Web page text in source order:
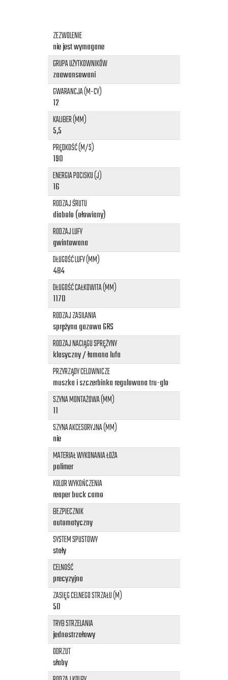
ZEZWOLENIE
nie jest wymagane
GRUPA UŻYTKOWNIKÓW
zaawansowani
GWARANCJA (M-CY)
12
KALIBER (MM)
5,5
PRĘDKOŚĆ (M/S)
190
ENERGIA POCISKU (J)
16
RODZAJ ŚRUTU
diabolo (ołowiany)
RODZAJ LUFY
gwintowana
DŁUGOŚĆ LUFY (MM)
484
DŁUGOŚĆ CAŁKOWITA (MM)
1170
RODZAJ ZASILANIA
sprężyna gazowa GRS
RODZAJ NACIĄGU SPRĘŻYNY
klasyczny / łamana lufa
PRZYRZĄDY CELOWNICZE
muszka i szczerbinka regulowana tru-glo
SZYNA MONTAŻOWA (MM)
11
SZYNA AKCESORYJNA (MM)
nie
MATERIAŁ WYKONANIA ŁOŻA
polimer
KOLOR WYKOŃCZENIA
reaper buck camo
BEZPIECZNIK
automatyczny
SYSTEM SPUSTOWY
stały
CELNOŚĆ
precyzyjna
ZASIĘG CELNEGO STRZAŁU (M)
50
TRYB STRZELANIA
jednostrzałowy
ODRZUT
słaby